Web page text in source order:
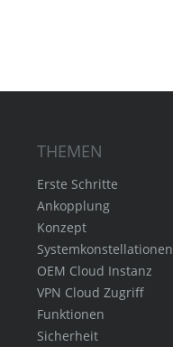
THEMEN
Erste Schritte
Ankopplung
Konzept
Systemkonstellationen
OEM Cloud Instanz
VPN Cloud Zugriff
Funktionen
Sicherheit